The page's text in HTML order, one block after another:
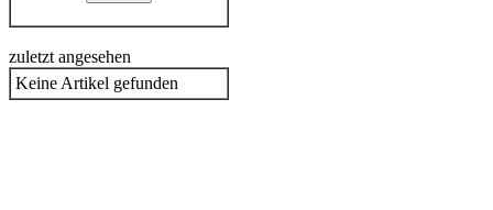
zuletzt angesehen
Keine Artikel gefunden